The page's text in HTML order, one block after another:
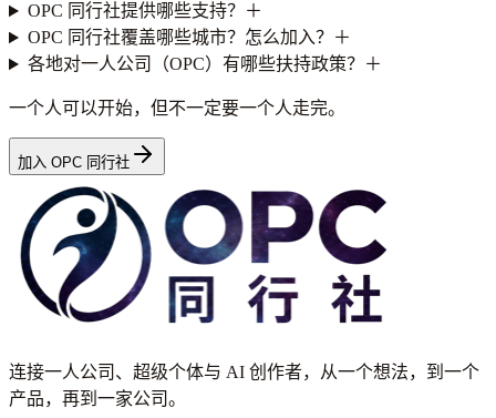
OPC 同行社提供哪些支持？ ＋
OPC 同行社覆盖哪些城市？怎么加入？ ＋
各地对一人公司（OPC）有哪些扶持政策？ ＋
一个人可以开始，但不一定要一个人走完。
加入 OPC 同行社
连接一人公司、超级个体与 AI 创作者，从一个想法，到一个
产品，再到一家公司。